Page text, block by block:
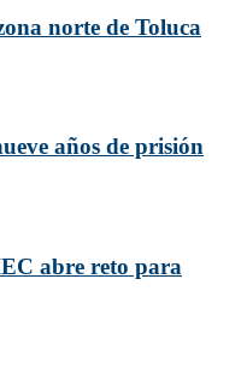
norte de Toluca
años de prisión
abre reto para